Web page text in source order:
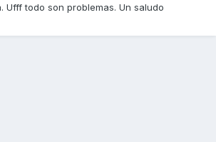
Ufff todo son problemas. Un saludo